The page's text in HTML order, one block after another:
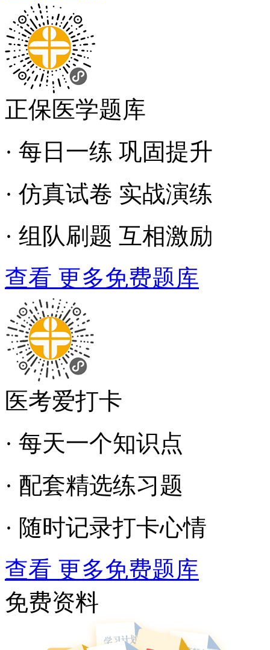
正保医学题库
· 每日一练 巩固提升
· 仿真试卷 实战演练
· 组队刷题 互相激励
查看 更多免费题库
医考爱打卡
· 每天一个知识点
· 配套精选练习题
· 随时记录打卡心情
查看 更多免费题库
免费资料